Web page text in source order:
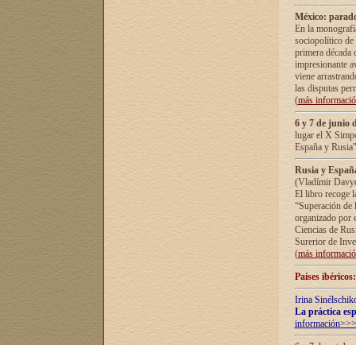
México:
En la
sociopolítico de
primera década
impresionante
viene
las disputas
(más
6 y 7 de junio
lugar el X
España y
Rusia y
(Vladímir
El libro recoge
“Superación
organizado por
Ciencias de
Surerior de
(más
Países
Irina
La práctica
información>>>